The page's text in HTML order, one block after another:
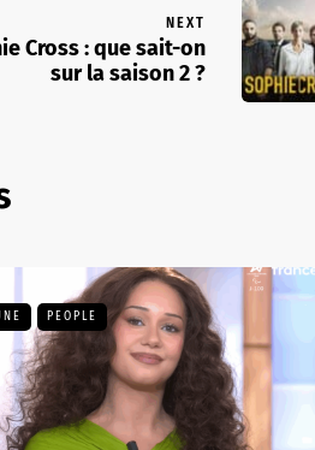
NEXT
Cross : que sait-on
sur la saison 2 ?
PEOPLE